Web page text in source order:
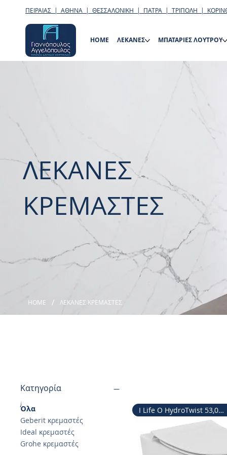
ΠΕΙΡΑΙΑΣ | ΑΘΗΝΑ | ΘΕΣΣΑΛΟΝΙΚΗ | ΠΑΤΡΑ | ΤΡΙΠΟΛΗ |
HOME ΛΕΚΑΝΕΣ ΜΠΑΤΑΡΙΕΣ ΛΟΥΤΡΟΥ
ΛΕΚΑΝΕΣ
ΚΡΕΜΑΣΤΕΣ
HOME / ΛΕΚΑΝΕΣ ΚΡΕΜΑΣΤΕΣ
Κατηγορία
Όλα
Geberit κρεμαστές
Ideal κρεμαστές
Grohe κρεμαστές
I Life O HydroTwist 53,0cm